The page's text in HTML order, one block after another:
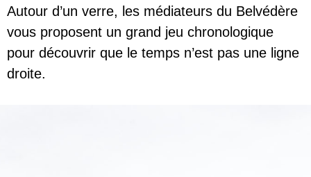
Autour d’un verre, les médiateurs du Belvédère
vous proposent un grand jeu chronologique
pour découvrir que le temps n’est pas une ligne
droite.